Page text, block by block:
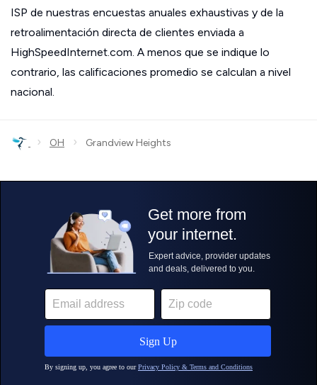
ISP de nuestras encuestas anuales exhaustivas y de la
retroalimentación directa de clientes enviada a
HighSpeedInternet.com. A menos que se indique lo
contrario, las calificaciones promedio se calculan a nivel
nacional.
› OH › Grandview Heights